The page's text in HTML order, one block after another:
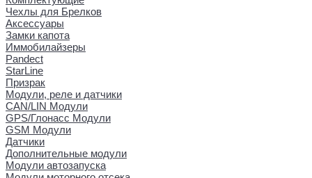
Чехлы для Брелков
Аксессуары
Замки капота
Иммобилайзеры
Pandect
StarLine
Призрак
Модули, реле и датчики
CAN/LIN Модули
GPS/Глонасс Модули
GSM Модули
Датчики
Дополнительные модули
Модули автозапуска